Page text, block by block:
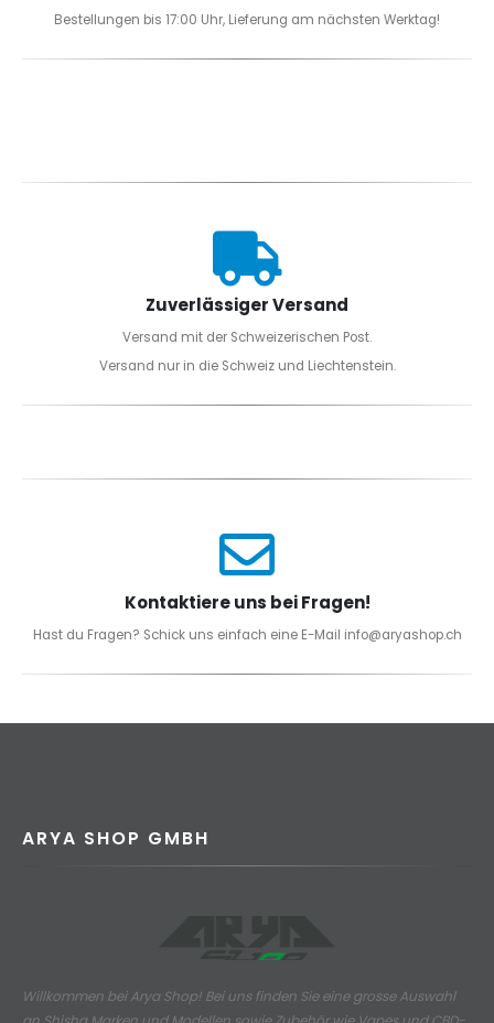
Bestellungen bis 17:00 Uhr, Lieferung am nächsten Werktag!
Zuverlässiger Versand
Versand mit der Schweizerischen Post.
Versand nur in die Schweiz und Liechtenstein.
Kontaktiere uns bei Fragen!
Hast du Fragen? Schick uns einfach eine E-Mail info@aryashop.ch
ARYA SHOP GMBH
Willkommen bei Arya Shop! Bei uns finden Sie eine grosse Auswahl